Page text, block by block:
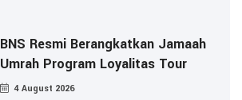
BNS Resmi Berangkatkan Jamaah
Umrah Program Loyalitas Tour
4 August 2026